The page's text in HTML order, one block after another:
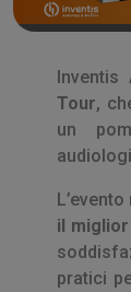
Tour,
un
il
pratici